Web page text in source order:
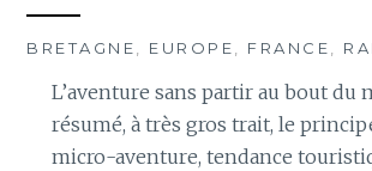
BRETAGNE EUROPE FRANCE
L’aventure sans partir au bout du
résumé, à très gros trait, le
micro-aventure, tendance